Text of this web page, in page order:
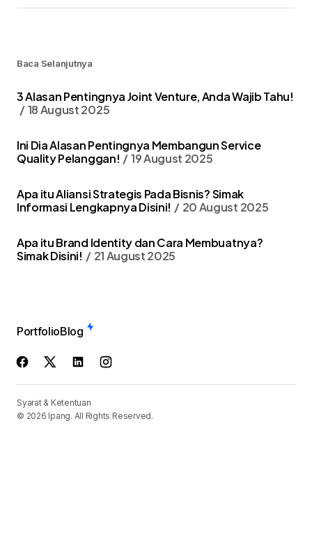
Baca Selanjutnya
3 Alasan Pentingnya Joint Venture, Anda Wajib Tahu!
18 August 2025
Ini Dia Alasan Pentingnya Membangun Service
Quality Pelanggan!
19 August 2025
Apa itu Aliansi Strategis Pada Bisnis? Simak
Informasi Lengkapnya Disini!
20 August 2025
Apa itu Brand Identity dan Cara Membuatnya?
Simak Disini!
21 August 2025
PortfolioBlog
Syarat & Ketentuan
© 2026 Ipang. All Rights Reserved.